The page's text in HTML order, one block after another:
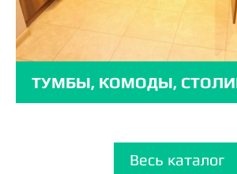
ТУМБЫ, КОМОДЫ,
Весь каталог